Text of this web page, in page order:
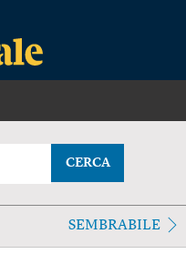
CERCA
SEMBRABILE